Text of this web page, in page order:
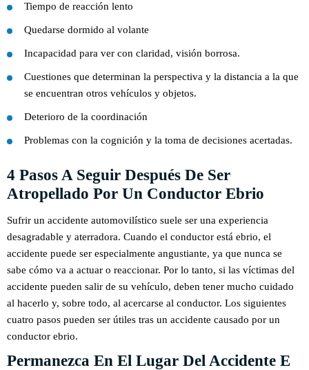
Tiempo de reacción lento
Quedarse dormido al volante
Incapacidad para ver con claridad, visión borrosa.
Cuestiones que determinan la perspectiva y la distancia a la que
se encuentran otros vehículos y objetos.
Deterioro de la coordinación
Problemas con la cognición y la toma de decisiones acertadas.
4 Pasos A Seguir Después De Ser
Atropellado Por Un Conductor Ebrio
Sufrir un accidente automovilístico suele ser una experiencia
desagradable y aterradora. Cuando el conductor está ebrio, el
accidente puede ser especialmente angustiante, ya que nunca se
sabe cómo va a actuar o reaccionar. Por lo tanto, si las víctimas del
accidente pueden salir de su vehículo, deben tener mucho cuidado
al hacerlo y, sobre todo, al acercarse al conductor. Los siguientes
cuatro pasos pueden ser útiles tras un accidente causado por un
conductor ebrio.
Permanezca En El Lugar Del Accidente E